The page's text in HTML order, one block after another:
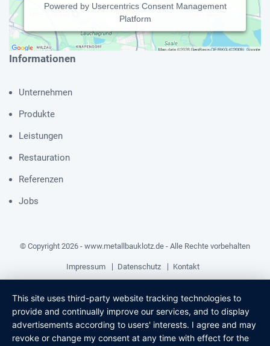
Powered by Usercentrics Consent Management
Platform
Informationen
Unternehmen
Produkte
Leistungen
Restauration
Referenzen
Jobs
© Copyright 2026 - www.metallbauklotz.de - Alle Rechte vorbehalten
Impressum Datenschutz Kontakt
This site uses third-party website tracking technologies to
provide and continually improve our services, and to display
advertisements according to users' interests. I agree and may
revoke or change my consent at any time with effect for the